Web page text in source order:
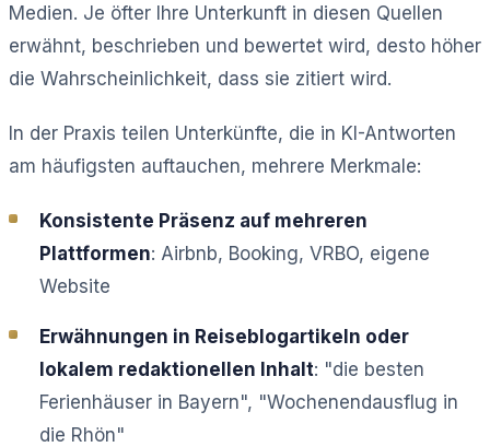
Medien. Je öfter Ihre Unterkunft in diesen Quellen
erwähnt, beschrieben und bewertet wird, desto höher
die Wahrscheinlichkeit, dass sie zitiert wird.
In der Praxis teilen Unterkünfte, die in KI-Antworten
am häufigsten auftauchen, mehrere Merkmale:
Konsistente Präsenz auf mehreren
Plattformen: Airbnb, Booking, VRBO, eigene
Website
Erwähnungen in Reiseblogartikeln oder
lokalem redaktionellen Inhalt: "die besten
Ferienhäuser in Bayern", "Wochenendausflug in
die Rhön"